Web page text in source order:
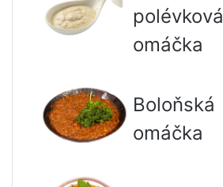
polévková
omáčka
Boloňská
omáčka